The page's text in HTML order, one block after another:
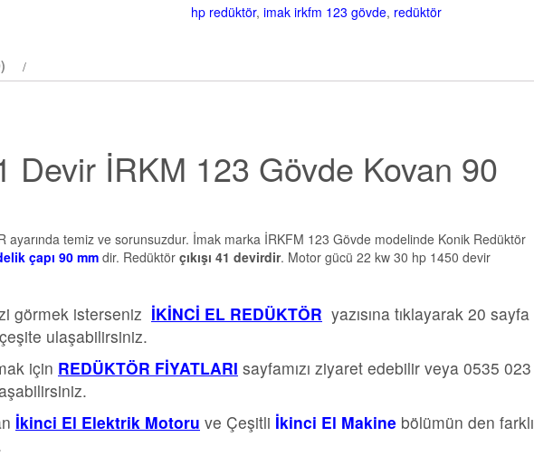
hp redüktör, imak irkfm 123 gövde, redüktör
Devir İRKM 123 Gövde Kovan 90
ayarında temiz ve sorunsuzdur. İmak marka İRKFM 123 Gövde modelinde Konik Redüktör
çapı 90 mm dir. Redüktör çıkışı 41 devirdir. Motor gücü 22 kw 30 hp 1450 devir
görmek isterseniz İKİNCİ EL REDÜKTÖR yazısına tıklayarak 20 sayfa
ulaşabilirsiniz.
için REDÜKTÖR FİYATLARI sayfamızı ziyaret edebilir veya 0535 023
İkinci El Elektrik Motoru ve Çeşitli İkinci El Makine bölümün den farklı